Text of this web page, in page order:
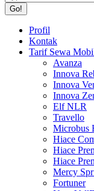
Profil
Kontak
Tarif Sewa
Avanza
Innova
Innova
Innova
Elf NLR
Travello
Microbus
Hiace
Hiace
Hiace
Mercy
Fortuner